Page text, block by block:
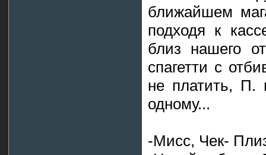
ближайшем
подходя к
близ нашего
спагетти с
не платить, П.
одному...
-Мисс, Чек-